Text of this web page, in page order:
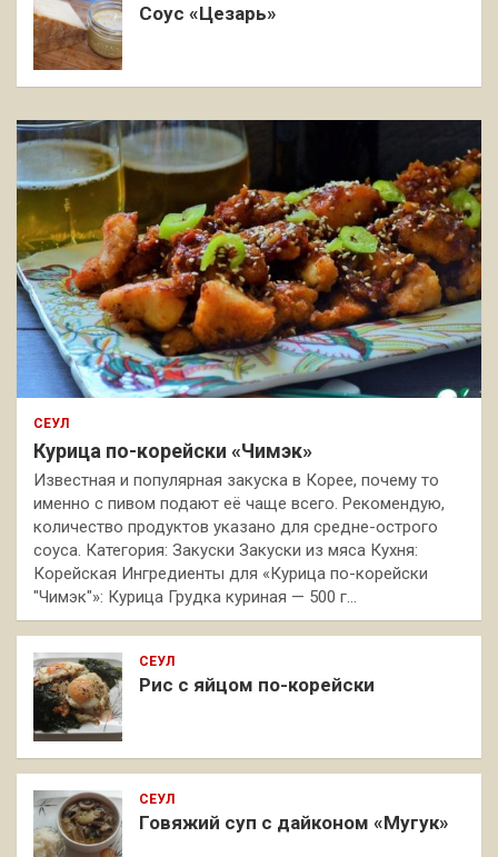
Соус «Цезарь»
СЕУЛ
Курица по-корейски «Чимэк»
Известная и популярная закуска в Корее, почему то
именно с пивом подают её чаще всего. Рекомендую,
количество продуктов указано для средне-острого
соуса. Категория: Закуски Закуски из мяса Кухня:
Корейская Ингредиенты для «Курица по-корейски
"Чимэк"»: Курица Грудка куриная — 500 г…
СЕУЛ
Рис с яйцом по-корейски
СЕУЛ
Говяжий суп с дайконом «Мугук»